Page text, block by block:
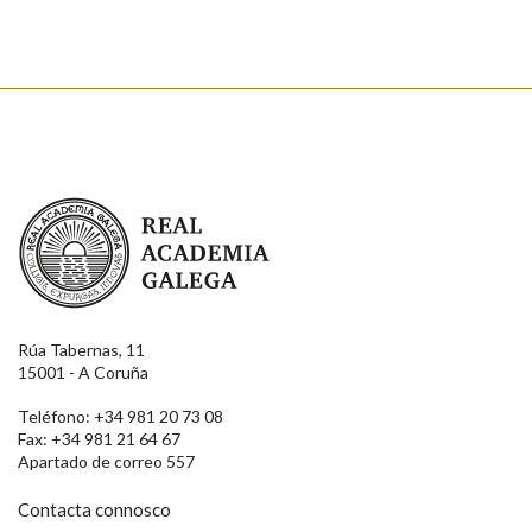
Real Academia Galega
Rúa Tabernas, 11
15001 - A Coruña
Teléfono: +34 981 20 73 08
Fax: +34 981 21 64 67
Apartado de correo 557
Contacta connosco